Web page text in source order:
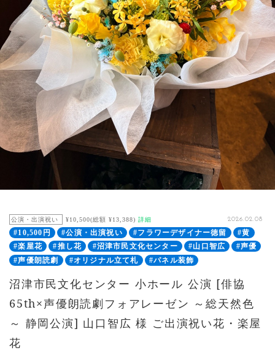
公演・出演祝い ¥10,500(総額 ¥13,388) 詳細 2026.02.08
#10,500円 #公演・出演祝い #フラワーデザイナー徳留
#黄
#楽屋花
#推し花 #沼津市民文化センター #山口智広
#声優
#声優朗読劇
#オリジナル立て札 #パネル装飾
沼津市民文化センター 小ホール 公演 [俳協
65th×声優朗読劇フォアレーゼン ～総天然色
～ 静岡公演] 山口智広 様 ご出演祝い花・楽屋
花